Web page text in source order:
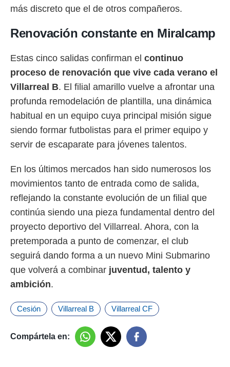
más discreto que el de otros compañeros.
Renovación constante en Miralcamp
Estas cinco salidas confirman el continuo
proceso de renovación que vive cada verano el
Villarreal B. El filial amarillo vuelve a afrontar una
profunda remodelación de plantilla, una dinámica
habitual en un equipo cuya principal misión sigue
siendo formar futbolistas para el primer equipo y
servir de escaparate para jóvenes talentos.
En los últimos mercados han sido numerosos los
movimientos tanto de entrada como de salida,
reflejando la constante evolución de un filial que
continúa siendo una pieza fundamental dentro del
proyecto deportivo del Villarreal. Ahora, con la
pretemporada a punto de comenzar, el club
seguirá dando forma a un nuevo Mini Submarino
que volverá a combinar juventud, talento y
ambición.
Cesión Villarreal B Villarreal CF
Compártela en: